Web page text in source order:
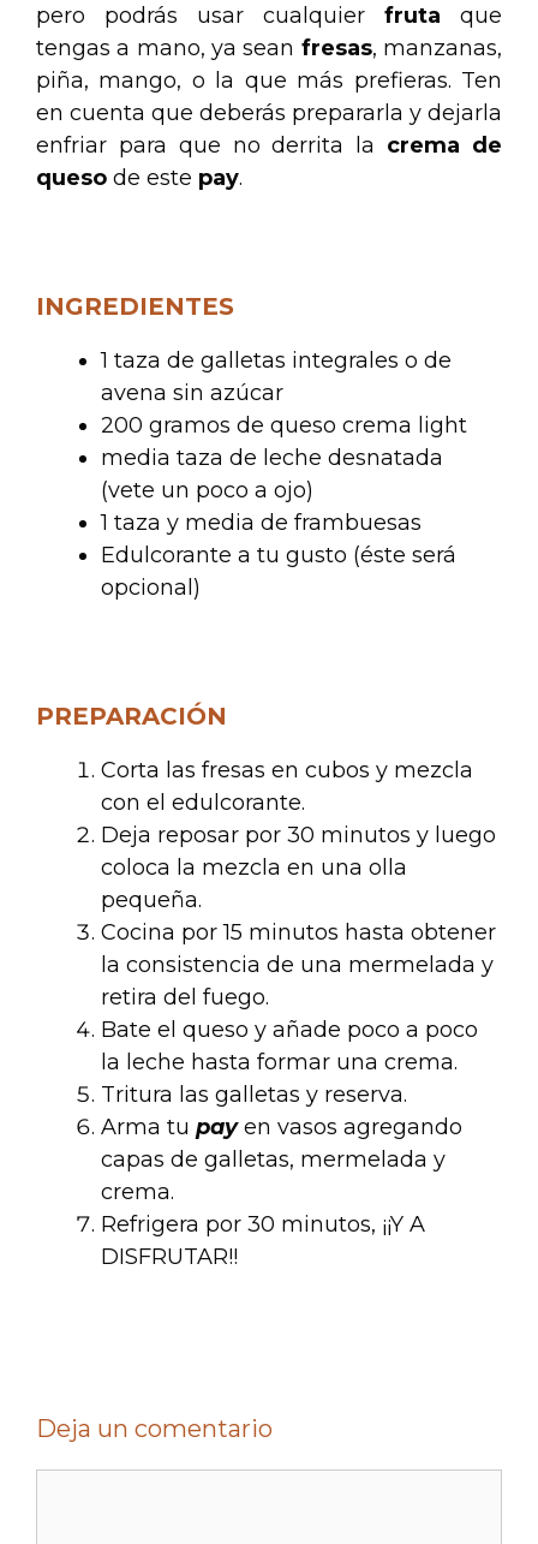
pero podrás usar cualquier fruta que
tengas a mano, ya sean fresas, manzanas,
piña, mango, o la que más prefieras. Ten
en cuenta que deberás prepararla y dejarla
enfriar para que no derrita la crema de
queso de este pay.
INGREDIENTES
1 taza de galletas integrales o de
avena sin azúcar
200 gramos de queso crema light
media taza de leche desnatada
(vete un poco a ojo)
1 taza y media de frambuesas
Edulcorante a tu gusto (éste será
opcional)
PREPARACIÓN
Corta las fresas en cubos y mezcla
con el edulcorante.
Deja reposar por 30 minutos y luego
coloca la mezcla en una olla
pequeña.
Cocina por 15 minutos hasta obtener
la consistencia de una mermelada y
retira del fuego.
Bate el queso y añade poco a poco
la leche hasta formar una crema.
Tritura las galletas y reserva.
Arma tu payen vasos agregando
capas de galletas, mermelada y
crema.
Refrigera por 30 minutos, ¡¡Y A
DISFRUTAR!!
Deja un comentario